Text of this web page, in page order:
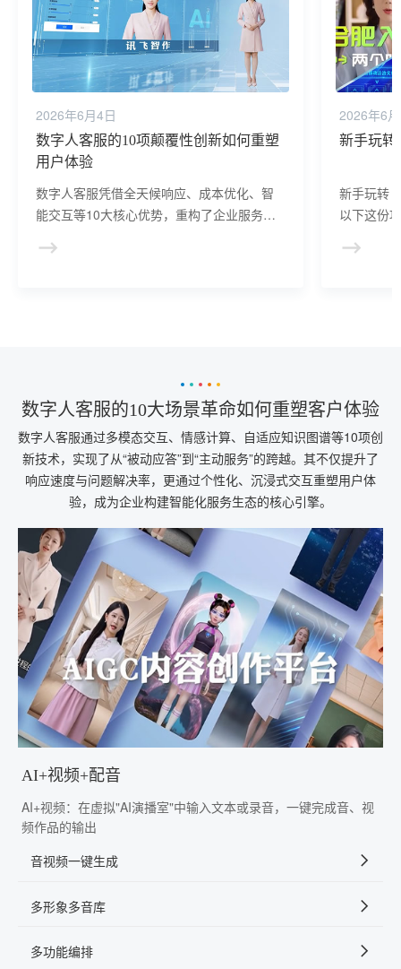
2026年6月4日
数字人客服的10项颠覆性创新如何重塑
用户体验
数字人客服凭借全天候响应、成本优化、智
能交互等10大核心优势，重构了企业服务的
力成本高、响应慢等痛点，更通过数据驱动
2026年6
新手玩转
新手玩转
以下这份
数字人客服的10大场景革命如何重塑客户体验
数字人客服通过多模态交互、情感计算、自适应知识图谱等10项创
新技术，实现了从“被动应答”到“主动服务”的跨越。其不仅提升了
响应速度与问题解决率，更通过个性化、沉浸式交互重塑用户体
验，成为企业构建智能化服务生态的核心引擎。
AI+视频+配音
AI+视频：在虚拟"AI演播室"中输入文本或录音，一键完成音、视
频作品的输出
音视频一键生成
多形象多音库
多功能编排